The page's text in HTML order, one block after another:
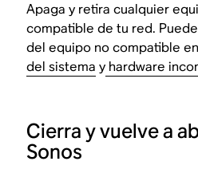
Apaga y retira cualquier
compatible de tu red.
del equipo no compatible
del sistema y hardware
Cierra y vuelve a
Sonos